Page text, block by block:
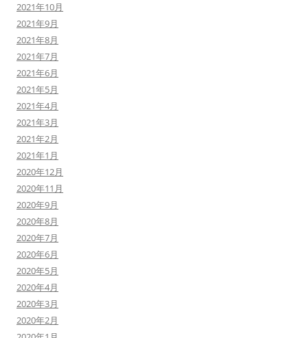
2021年10月
2021年9月
2021年8月
2021年7月
2021年6月
2021年5月
2021年4月
2021年3月
2021年2月
2021年1月
2020年12月
2020年11月
2020年9月
2020年8月
2020年7月
2020年6月
2020年5月
2020年4月
2020年3月
2020年2月